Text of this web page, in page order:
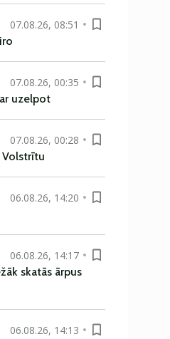
07.08.26, 08:51
07.08.26, 00:35
uzelpot
07.08.26, 00:28
Volstrītu
06.08.26, 14:20
06.08.26, 14:17
skatās ārpus
06.08.26, 14:13